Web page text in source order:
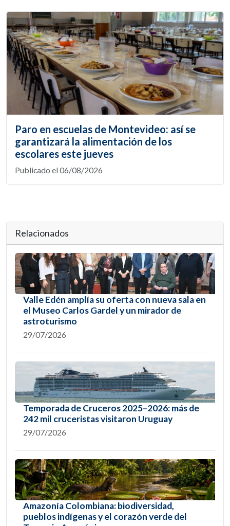
Paro en escuelas de Montevideo: así se
garantizará la alimentación de los
escolares este jueves
Publicado el 06/08/2026
Relacionados
Valle Edén amplía su oferta con nueva sala en
el Museo Carlos Gardel y un mirador de
astroturismo
29/07/2026
Temporada de Cruceros 2025–2026: más de
242 mil cruceristas visitaron Uruguay
29/07/2026
Amazonía Colombiana: biodiversidad,
pueblos indígenas y el corazón verde del